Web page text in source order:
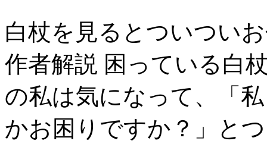
白杖を見るとついつい
作者解説 困っている白
の私は気になって、「
かお困りですか？」と